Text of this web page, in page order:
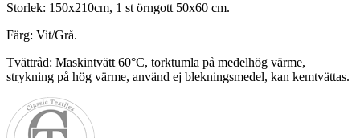
Storlek: 150x210cm, 1 st örngott 50x60 cm.
Färg: Vit/Grå.
Tvättråd: Maskintvätt 60°C, torktumla på medelhög värme,
strykning på hög värme, använd ej blekningsmedel, kan kemtvättas.